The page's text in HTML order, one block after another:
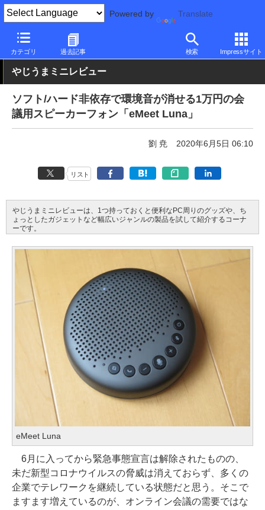
Powered by Translate
カテゴリ 過去記事 検索 Impressサイト
PC Watch 半導体/周辺機器 その他
やじうまミニレビュー
ソフト/ハード非依存で環境音が消せる1万円の会
議用スピーカーフォン「eMeet Luna」
劉 尭 2020年6月5日 06:10
リスト
やじうまミニレビューは、1つ持っておくと便利なPC周りのグッズや、ち
ょっとしたガジェットなど幅広いジャンルの製品を試して紹介するコーナ
ーです。
eMeet Luna
6月に入ってから緊急事態宣言は解除されたものの、
未だ新型コロナウイルスの脅威は消えておらず、多くの
企業でテレワークを継続している状態だと思う。そこで
ますます増えているのが、オンライン会議の需要ではな